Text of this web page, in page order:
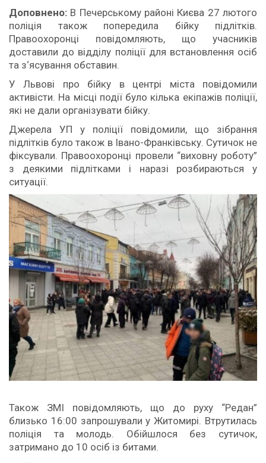
Доповнено: В Печерському районі Києва 27 лютого
поліція також попередила бійку підлітків.
Правоохоронці повідомляють, що учасників
доставили до відділу поліції для встановлення осіб
та з‘ясування обставин.
У Львові про бійку в центрі міста повідомили
активісти. На місці події було кілька екіпажів поліції,
які не дали організувати бійку.
Джерела УП у поліції повідомили, що зібрання
підлітків було також в Івано-Франківську. Сутичок не
фіксували. Правоохоронці провели “виховну роботу”
з деякими підлітками і наразі розбираються у
ситуації.
Також ЗМІ повідомляють, що до руху “Редан”
близько 16:00 запрошували у Житомирі. Втрутилась
поліція та молодь. Обійшлося без сутичок,
затримано до 10 осіб із битами.